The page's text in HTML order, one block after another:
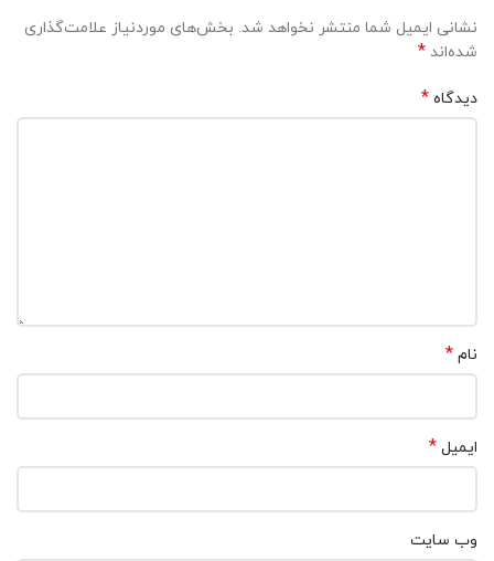
نشانی ایمیل شما منتشر نخواهد شد. بخش‌های موردنیاز علامت‌گذاری
شده‌اند *
دیدگاه *
نام *
ایمیل *
وب‌ سایت